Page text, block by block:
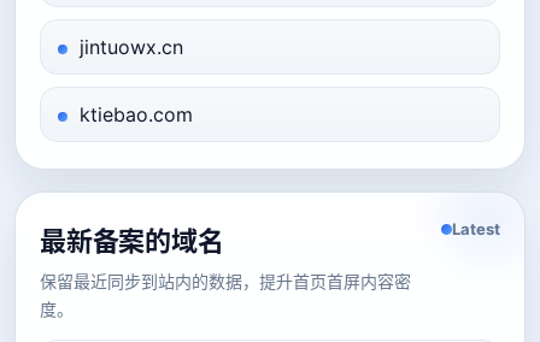
jintuowx.cn
ktiebao.com
最新备案的域名
保留最近同步到站内的数据，提升首页首屏内容密
度。
Latest